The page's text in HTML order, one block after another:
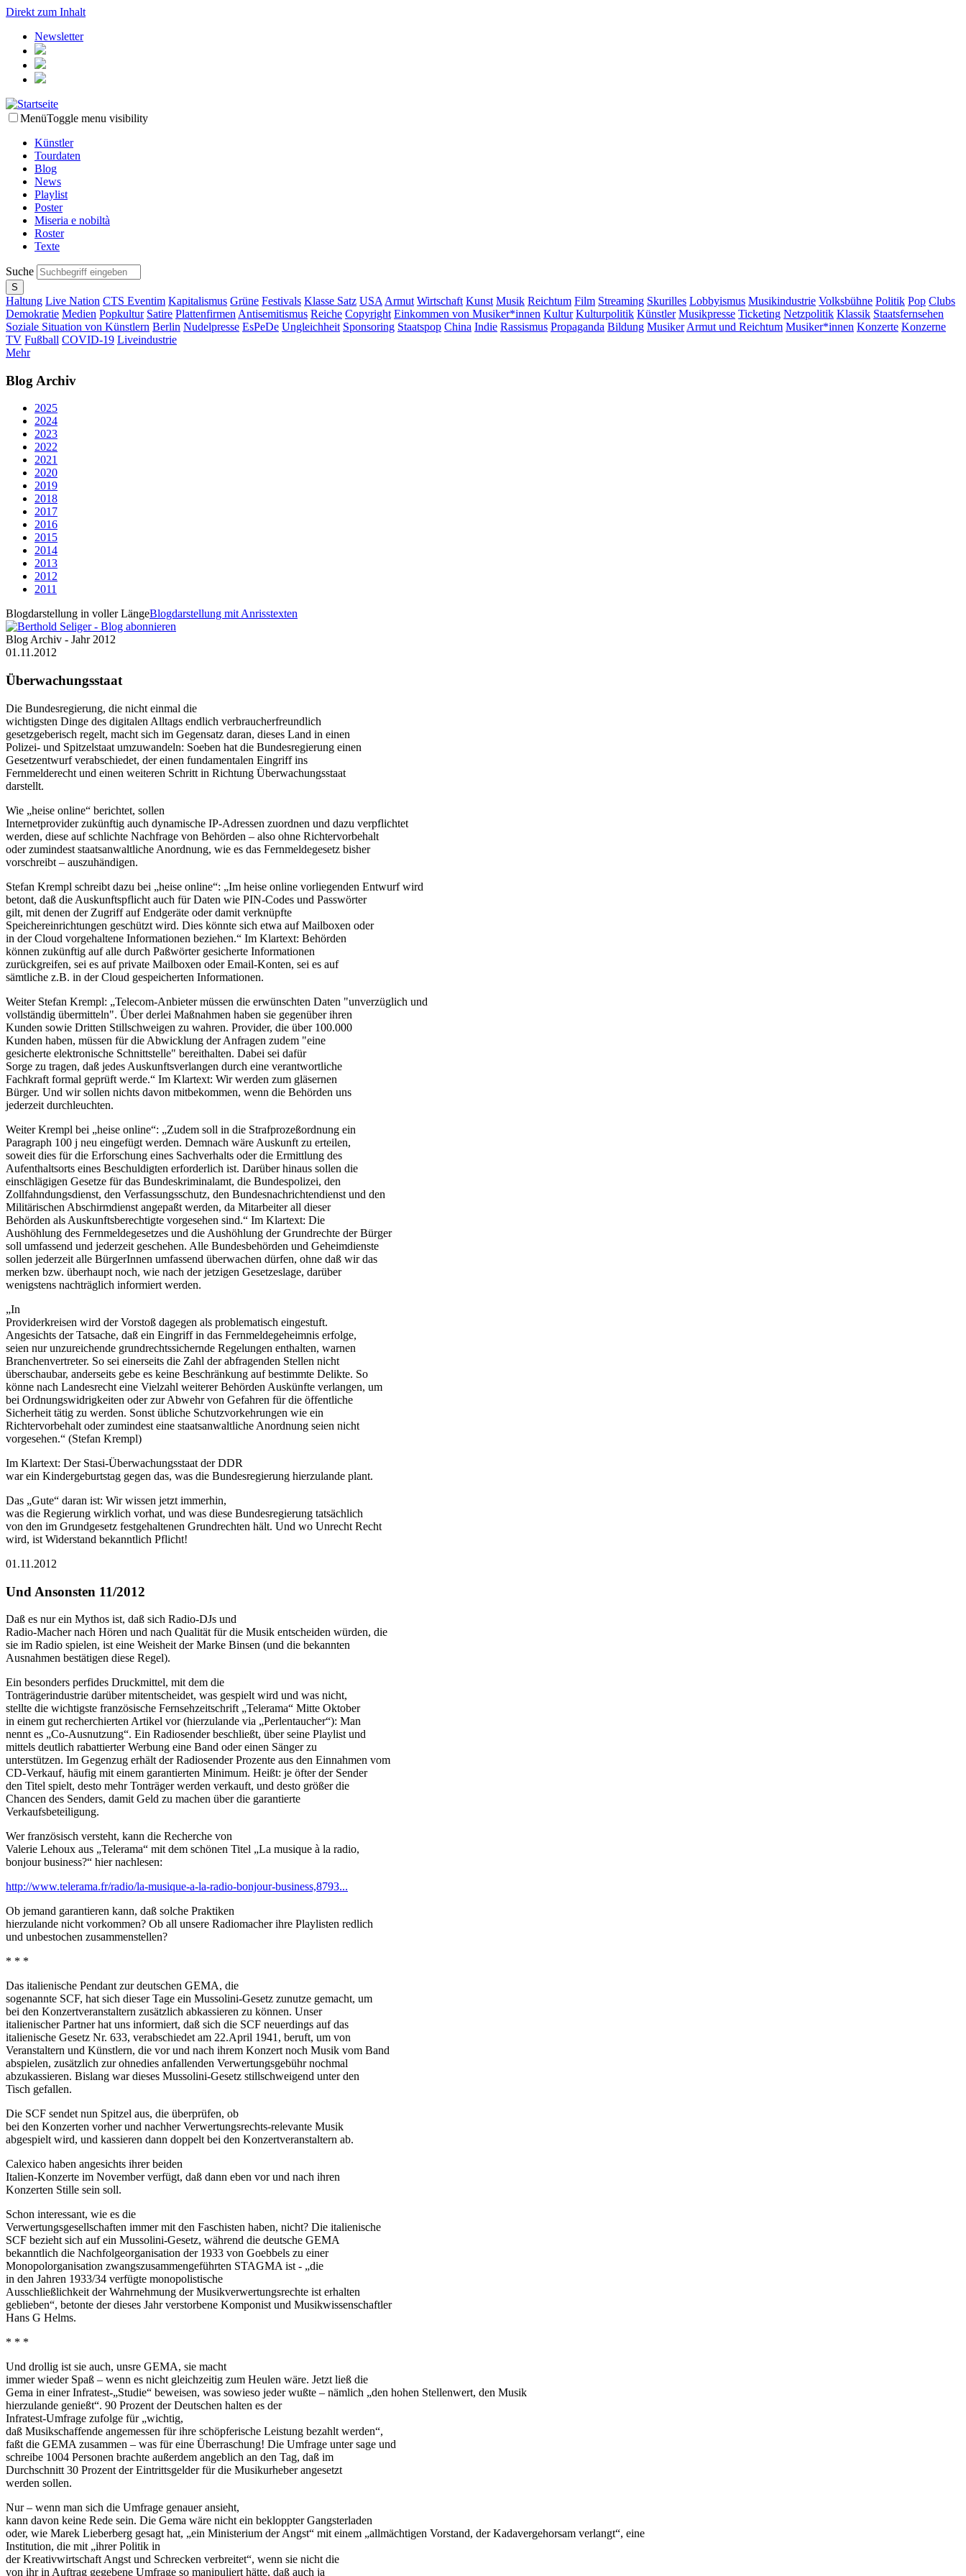
Direkt zum Inhalt
Newsletter
MenüToggle menu visibility
Künstler
Tourdaten
Blog
News
Playlist
Poster
Miseria e nobiltà
Roster
Texte
Suche
Haltung Live Nation CTS Eventim Kapitalismus Grüne Festivals Klasse Satz USA Armut Wirtschaft Kunst Musik Reichtum Film Streaming Skurilles Lobbyismus Musikindustrie Volksbühne Politik Pop Clubs
Demokratie Medien Popkultur Satire Plattenfirmen Antisemitismus Reiche Copyright Einkommen von Musiker*innen Kultur Kulturpolitik Künstler Musikpresse Ticketing Netzpolitik Klassik Staatsfernsehen
Soziale Situation von Künstlern Berlin Nudelpresse EsPeDe Ungleichheit Sponsoring Staatspop China Indie Rassismus Propaganda Bildung Musiker Armut und Reichtum Musiker*innen Konzerte Konzerne
TV Fußball COVID-19 Liveindustrie
Mehr
Blog Archiv
2025
2024
2023
2022
2021
2020
2019
2018
2017
2016
2015
2014
2013
2012
2011
Blogdarstellung in voller LängeBlogdarstellung mit Anrisstexten
Blog Archiv - Jahr 2012
01.11.2012
Überwachungsstaat
Die Bundesregierung, die nicht einmal die
wichtigsten Dinge des digitalen Alltags endlich verbraucherfreundlich
gesetzgeberisch regelt, macht sich im Gegensatz daran, dieses Land in einen
Polizei- und Spitzelstaat umzuwandeln: Soeben hat die Bundesregierung einen
Gesetzentwurf verabschiedet, der einen fundamentalen Eingriff ins
Fernmelderecht und einen weiteren Schritt in Richtung Überwachungsstaat
darstellt.
Wie „heise online“ berichtet, sollen
Internetprovider zukünftig auch dynamische IP-Adressen zuordnen und dazu verpflichtet
werden, diese auf schlichte Nachfrage von Behörden – also ohne Richtervorbehalt
oder zumindest staatsanwaltliche Anordnung, wie es das Fernmeldegesetz bisher
vorschreibt – auszuhändigen.
Stefan Krempl schreibt dazu bei „heise online“: „Im heise online vorliegenden Entwurf wird
betont, daß die Auskunftspflicht auch für Daten wie PIN-Codes und Passwörter
gilt, mit denen der Zugriff auf Endgeräte oder damit verknüpfte
Speichereinrichtungen geschützt wird. Dies könnte sich etwa auf Mailboxen oder
in der Cloud vorgehaltene Informationen beziehen.“ Im Klartext: Behörden
können zukünftig auf alle durch Paßwörter gesicherte Informationen
zurückgreifen, sei es auf private Mailboxen oder Email-Konten, sei es auf
sämtliche z.B. in der Cloud gespeicherten Informationen.
Weiter Stefan Krempl: „Telecom-Anbieter müssen die erwünschten Daten "unverzüglich und
vollständig übermitteln". Über derlei Maßnahmen haben sie gegenüber ihren
Kunden sowie Dritten Stillschweigen zu wahren. Provider, die über 100.000
Kunden haben, müssen für die Abwicklung der Anfragen zudem "eine
gesicherte elektronische Schnittstelle" bereithalten. Dabei sei dafür
Sorge zu tragen, daß jedes Auskunftsverlangen durch eine verantwortliche
Fachkraft formal geprüft werde.“ Im Klartext: Wir werden zum gläsernen
Bürger. Und wir sollen nichts davon mitbekommen, wenn die Behörden uns
jederzeit durchleuchten.
Weiter Krempl bei „heise online“: „Zudem soll in die Strafprozeßordnung ein
Paragraph 100 j neu eingefügt werden. Demnach wäre Auskunft zu erteilen,
soweit dies für die Erforschung eines Sachverhalts oder die Ermittlung des
Aufenthaltsorts eines Beschuldigten erforderlich ist. Darüber hinaus sollen die
einschlägigen Gesetze für das Bundeskriminalamt, die Bundespolizei, den
Zollfahndungsdienst, den Verfassungsschutz, den Bundesnachrichtendienst und den
Militärischen Abschirmdienst angepaßt werden, da Mitarbeiter all dieser
Behörden als Auskunftsberechtigte vorgesehen sind.“ Im Klartext: Die
Aushöhlung des Fernmeldegesetzes und die Aushöhlung der Grundrechte der Bürger
soll umfassend und jederzeit geschehen. Alle Bundesbehörden und Geheimdienste
sollen jederzeit alle BürgerInnen umfassend überwachen dürfen, ohne daß wir das
merken bzw. überhaupt noch, wie nach der jetzigen Gesetzeslage, darüber
wenigstens nachträglich informiert werden.
„In
Providerkreisen wird der Vorstoß dagegen als problematisch eingestuft.
Angesichts der Tatsache, daß ein Eingriff in das Fernmeldegeheimnis erfolge,
seien nur unzureichende grundrechtssichernde Regelungen enthalten, warnen
Branchenvertreter. So sei einerseits die Zahl der abfragenden Stellen nicht
überschaubar, anderseits gebe es keine Beschränkung auf bestimmte Delikte. So
könne nach Landesrecht eine Vielzahl weiterer Behörden Auskünfte verlangen, um
bei Ordnungswidrigkeiten oder zur Abwehr von Gefahren für die öffentliche
Sicherheit tätig zu werden. Sonst übliche Schutzvorkehrungen wie ein
Richtervorbehalt oder zumindest eine staatsanwaltliche Anordnung seien nicht
vorgesehen.“ (Stefan Krempl)
Im Klartext: Der Stasi-Überwachungsstaat der DDR
war ein Kindergeburtstag gegen das, was die Bundesregierung hierzulande plant.
Das „Gute“ daran ist: Wir wissen jetzt immerhin,
was die Regierung wirklich vorhat, und was diese Bundesregierung tatsächlich
von den im Grundgesetz festgehaltenen Grundrechten hält. Und wo Unrecht Recht
wird, ist Widerstand bekanntlich Pflicht!
01.11.2012
Und Ansonsten 11/2012
Daß es nur ein Mythos ist, daß sich Radio-DJs und
Radio-Macher nach Hören und nach Qualität für die Musik entscheiden würden, die
sie im Radio spielen, ist eine Weisheit der Marke Binsen (und die bekannten
Ausnahmen bestätigen diese Regel).
Ein besonders perfides Druckmittel, mit dem die
Tonträgerindustrie darüber mitentscheidet, was gespielt wird und was nicht,
stellte die wichtigste französische Fernsehzeitschrift „Telerama“ Mitte Oktober
in einem gut recherchierten Artikel vor (hierzulande via „Perlentaucher“): Man
nennt es „Co-Ausnutzung“. Ein Radiosender beschließt, über seine Playlist und
mittels deutlich rabattierter Werbung eine Band oder einen Sänger zu
unterstützen. Im Gegenzug erhält der Radiosender Prozente aus den Einnahmen vom
CD-Verkauf, häufig mit einem garantierten Minimum. Heißt: je öfter der Sender
den Titel spielt, desto mehr Tonträger werden verkauft, und desto größer die
Chancen des Senders, damit Geld zu machen über die garantierte
Verkaufsbeteiligung.
Wer französisch versteht, kann die Recherche von
Valerie Lehoux aus „Telerama“ mit dem schönen Titel „La musique à la radio,
bonjour business?“ hier nachlesen:
http://www.telerama.fr/radio/la-musique-a-la-radio-bonjour-business,8793...
Ob jemand garantieren kann, daß solche Praktiken
hierzulande nicht vorkommen? Ob all unsere Radiomacher ihre Playlisten redlich
und unbestochen zusammenstellen?
* * *
Das italienische Pendant zur deutschen GEMA, die
sogenannte SCF, hat sich dieser Tage ein Mussolini-Gesetz zunutze gemacht, um
bei den Konzertveranstaltern zusätzlich abkassieren zu können. Unser
italienischer Partner hat uns informiert, daß sich die SCF neuerdings auf das
italienische Gesetz Nr. 633, verabschiedet am 22.April 1941, beruft, um von
Veranstaltern und Künstlern, die vor und nach ihrem Konzert noch Musik vom Band
abspielen, zusätzlich zur ohnedies anfallenden Verwertungsgebühr nochmal
abzukassieren. Bislang war dieses Mussolini-Gesetz stillschweigend unter den
Tisch gefallen.
Die SCF sendet nun Spitzel aus, die überprüfen, ob
bei den Konzerten vorher und nachher Verwertungsrechts-relevante Musik
abgespielt wird, und kassieren dann doppelt bei den Konzertveranstaltern ab.
Calexico haben angesichts ihrer beiden
Italien-Konzerte im November verfügt, daß dann eben vor und nach ihren
Konzerten Stille sein soll.
Schon interessant, wie es die
Verwertungsgesellschaften immer mit den Faschisten haben, nicht? Die italienische
SCF bezieht sich auf ein Mussolini-Gesetz, während die deutsche GEMA
bekanntlich die Nachfolgeorganisation der 1933 von Goebbels zu einer
Monopolorganisation zwangszusammengeführten STAGMA ist - „die
in den Jahren 1933/34 verfügte monopolistische
Ausschließlichkeit der Wahrnehmung der Musikverwertungsrechte ist erhalten
geblieben“, betonte der dieses Jahr verstorbene Komponist und Musikwissenschaftler
Hans G Helms.
* * *
Und drollig ist sie auch, unsre GEMA, sie macht
immer wieder Spaß – wenn es nicht gleichzeitig zum Heulen wäre. Jetzt ließ die
Gema in einer Infratest-„Studie“ beweisen, was sowieso jeder wußte – nämlich „den hohen Stellenwert, den Musik
hierzulande genießt“. 90 Prozent der Deutschen halten es der
Infratest-Umfrage zufolge für „wichtig,
daß Musikschaffende angemessen für ihre schöpferische Leistung bezahlt werden“,
faßt die GEMA zusammen – was für eine Überraschung! Die Umfrage unter sage und
schreibe 1004 Personen brachte außerdem angeblich an den Tag, daß im
Durchschnitt 30 Prozent der Eintrittsgelder für die Musikurheber angesetzt
werden sollen.
Nur – wenn man sich die Umfrage genauer ansieht,
kann davon keine Rede sein. Die Gema wäre nicht ein bekloppter Gangsterladen
oder, wie Marek Lieberberg gesagt hat, „ein Ministerium der Angst“ mit einem „allmächtigen Vorstand, der Kadavergehorsam verlangt“, eine
Institution, die mit „ihrer Politik in
der Kreativwirtschaft Angst und Schrecken verbreitet“, wenn sie nicht die
von ihr in Auftrag gegebene Umfrage so manipuliert hätte, daß auch ja